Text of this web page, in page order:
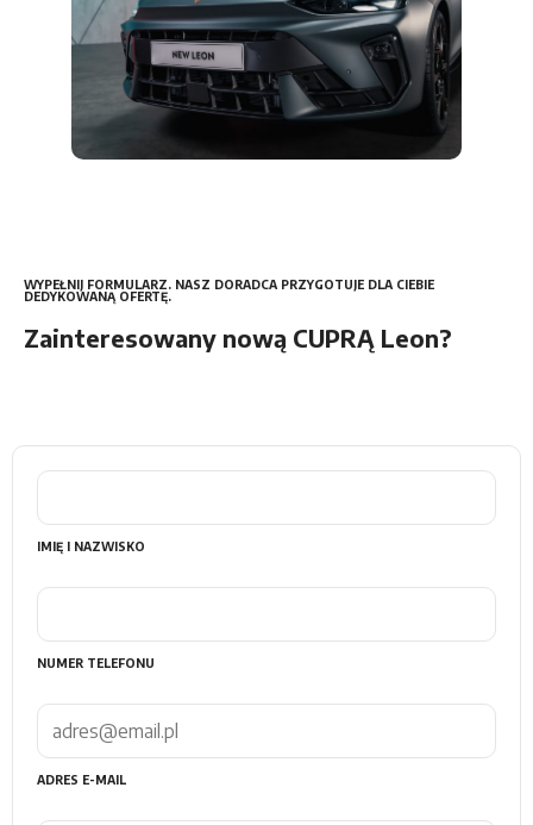
WYPEŁNIJ FORMULARZ. NASZ DORADCA PRZYGOTUJE DLA CIEBIE
DEDYKOWANĄ OFERTĘ.
Zainteresowany nową CUPRĄ Leon?
IMIĘ I NAZWISKO
NUMER TELEFONU
ADRES E-MAIL